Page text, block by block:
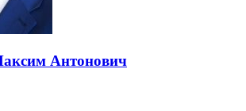
Антонович